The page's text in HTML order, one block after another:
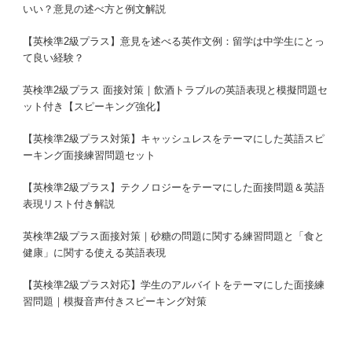
いい？意見の述べ方と例文解説
【英検準2級プラス】意見を述べる英作文例：留学は中学生にとっ
て良い経験？
英検準2級プラス 面接対策｜飲酒トラブルの英語表現と模擬問題セ
ット付き【スピーキング強化】
【英検準2級プラス対策】キャッシュレスをテーマにした英語スピ
ーキング面接練習問題セット
【英検準2級プラス】テクノロジーをテーマにした面接問題＆英語
表現リスト付き解説
英検準2級プラス面接対策｜砂糖の問題に関する練習問題と「食と
健康」に関する使える英語表現
【英検準2級プラス対応】学生のアルバイトをテーマにした面接練
習問題｜模擬音声付きスピーキング対策